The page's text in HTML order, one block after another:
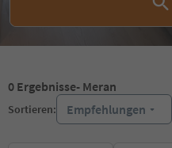
0 Ergebnisse- Meran
Sortieren: Empfehlungen